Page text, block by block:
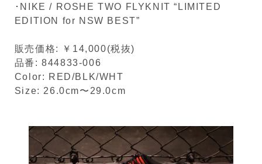
･NIKE / ROSHE TWO FLYKNIT “LIMITED
EDITION for NSW BEST”
販売価格: ￥14,000(税抜)
品番: 844833-006
Color: RED/BLK/WHT
Size: 26.0cm〜29.0cm